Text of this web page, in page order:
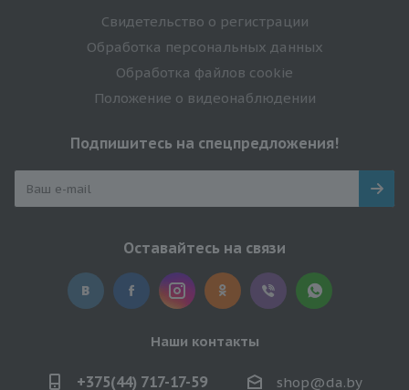
Свидетельство о регистрации
Обработка персональных данных
Обработка файлов cookie
Положение о видеонаблюдении
Подпишитесь на спецпредложения!
Оставайтесь на связи
Наши контакты
+375(44) 717-17-59 shop@da.by